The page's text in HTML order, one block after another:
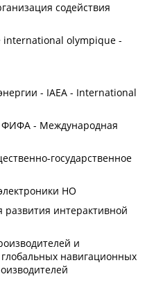
содействия
olympique -
- IAEA - International
ФИФА - Международная
государственное
НО
интерактивной
и
навигационных